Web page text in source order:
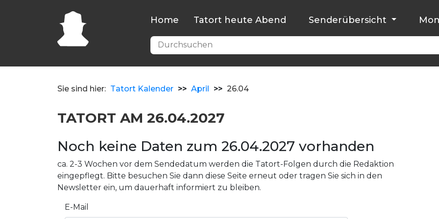
Home Tatort heute Abend Senderübersicht
Sie sind hier: Tatort Kalender >> April >> 26.04
TATORT AM 26.04.2027
Noch keine Daten zum 26.04.2027 vorhanden
ca. 2-3 Wochen vor dem Sendedatum werden die Tatort-Folgen durch die Redaktion
eingepflegt. Bitte besuchen Sie dann diese Seite erneut oder tragen Sie sich in den
Newsletter ein, um dauerhaft informiert zu bleiben.
E-Mail